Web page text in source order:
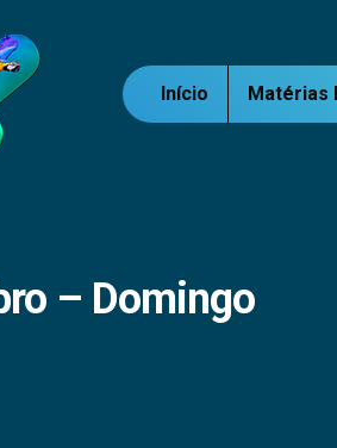
Início Matérias
– Domingo